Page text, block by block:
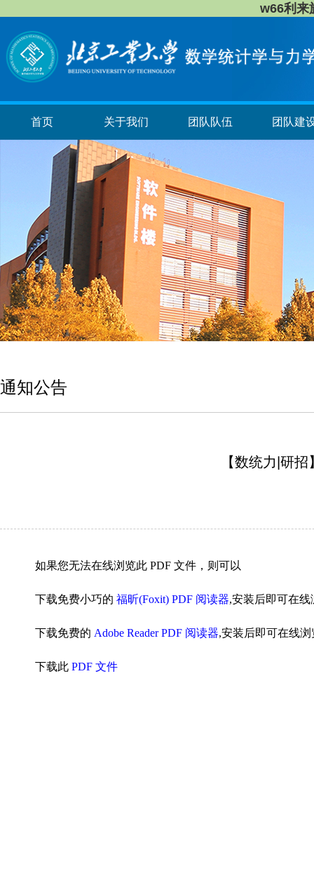
w66利来
首页 关于我们 团队队伍 团队建
通知公告
【数统力|研
如果您无法在线浏览此 PDF 文件，则可以
下载免费小巧的 福昕(Foxit) PDF 阅读器,安装后即可在
下载免费的 Adobe Reader PDF 阅读器,安装后即可在线
下载此 PDF 文件